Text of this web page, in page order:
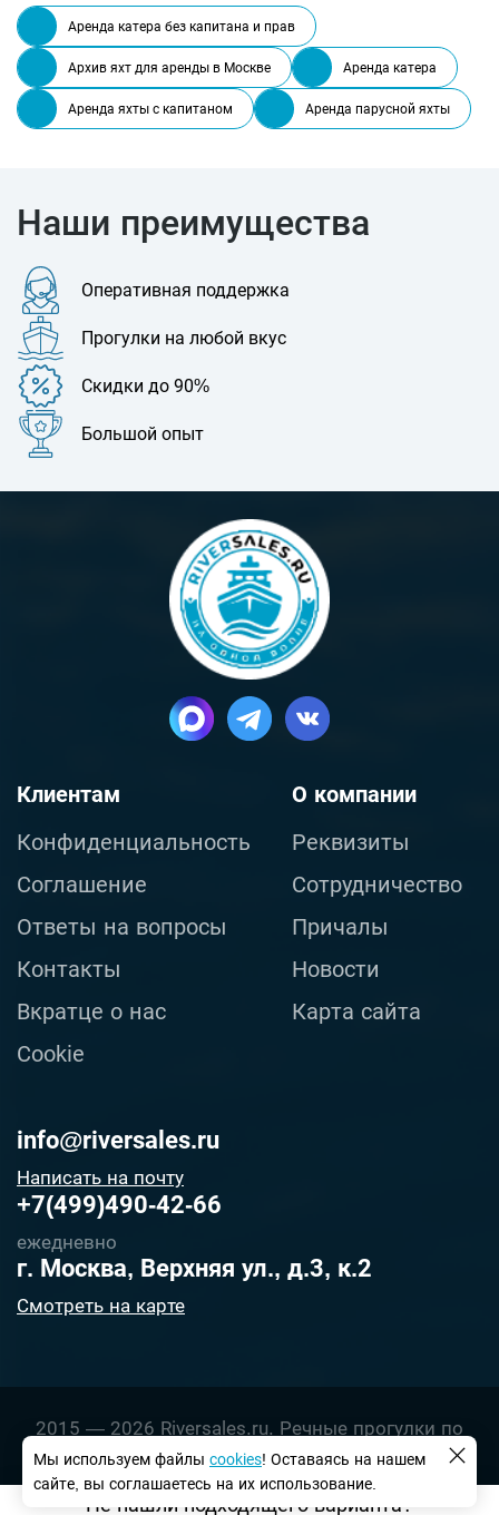
Аренда катера без капитана и прав
Архив яхт для аренды в Москве Аренда катера
Аренда яхты с капитаном Аренда парусной яхты
Наши преимущества
Оперативная поддержка
Прогулки на любой вкус
Скидки до 90%
Большой опыт
Не нашли подходящего варианта?
Клиентам
Конфиденциальность
Соглашение
Ответы на вопросы
Контакты
Вкратце о нас
Cookie
О компании
Реквизиты
Сотрудничество
Причалы
Новости
Карта сайта
info@riversales.ru
Написать на почту
+7(499)490-42-66
ежедневно
г. Москва, Верхняя ул., д.3, к.2
Смотреть на карте
2015 — 2026 Riversales.ru. Речные прогулки по
Москве реке в 2026 году, электронные билеты со
скидками на прогулки на теплоходе.
Материалы взяты из открытых источников, и
Мы используем файлы сookies! Оставаясь на нашем
сайте, вы соглашаетесь на их использование.